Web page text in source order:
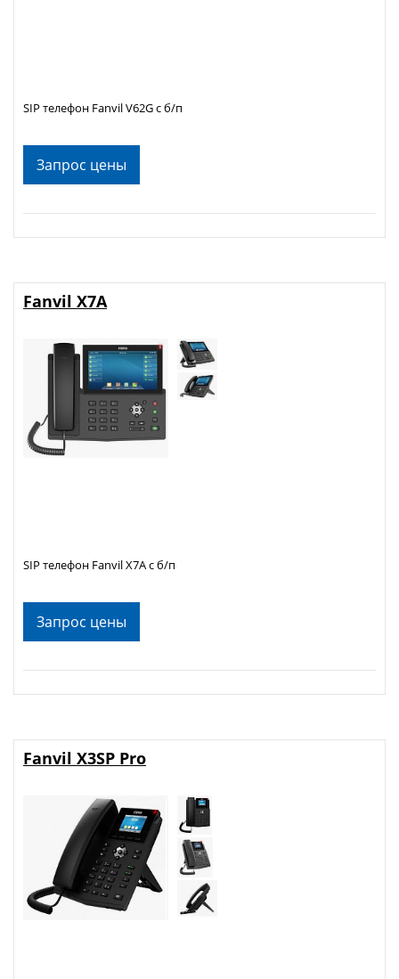
Запрос цены
SIP телефон Fanvil V62G с б/п
Запрос цены
Fanvil X7A
SIP телефон Fanvil X7A с б/п
Fanvil X3SP Pro